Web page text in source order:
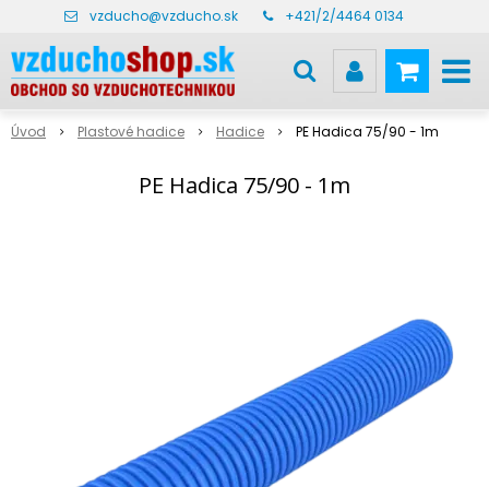
vzducho@vzducho.sk +421/2/4464 0134
Úvod Plastové hadice Hadice PE Hadica 75/90 - 1m
PE Hadica 75/90 - 1m